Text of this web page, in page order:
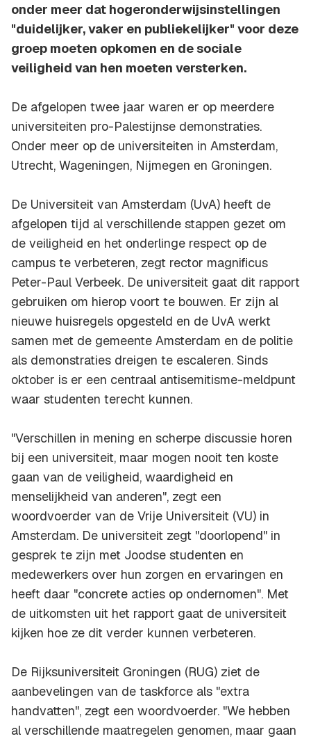
onder meer dat hogeronderwijsinstellingen
"duidelijker, vaker en publiekelijker" voor deze
groep moeten opkomen en de sociale
veiligheid van hen moeten versterken.
De afgelopen twee jaar waren er op meerdere
universiteiten pro-Palestijnse demonstraties.
Onder meer op de universiteiten in Amsterdam,
Utrecht, Wageningen, Nijmegen en Groningen.
De Universiteit van Amsterdam (UvA) heeft de
afgelopen tijd al verschillende stappen gezet om
de veiligheid en het onderlinge respect op de
campus te verbeteren, zegt rector magnificus
Peter-Paul Verbeek. De universiteit gaat dit rapport
gebruiken om hierop voort te bouwen. Er zijn al
nieuwe huisregels opgesteld en de UvA werkt
samen met de gemeente Amsterdam en de politie
als demonstraties dreigen te escaleren. Sinds
oktober is er een centraal antisemitisme-meldpunt
waar studenten terecht kunnen.
"Verschillen in mening en scherpe discussie horen
bij een universiteit, maar mogen nooit ten koste
gaan van de veiligheid, waardigheid en
menselijkheid van anderen", zegt een
woordvoerder van de Vrije Universiteit (VU) in
Amsterdam. De universiteit zegt "doorlopend" in
gesprek te zijn met Joodse studenten en
medewerkers over hun zorgen en ervaringen en
heeft daar "concrete acties op ondernomen". Met
de uitkomsten uit het rapport gaat de universiteit
kijken hoe ze dit verder kunnen verbeteren.
De Rijksuniversiteit Groningen (RUG) ziet de
aanbevelingen van de taskforce als "extra
handvatten", zegt een woordvoerder. "We hebben
al verschillende maatregelen genomen, maar gaan